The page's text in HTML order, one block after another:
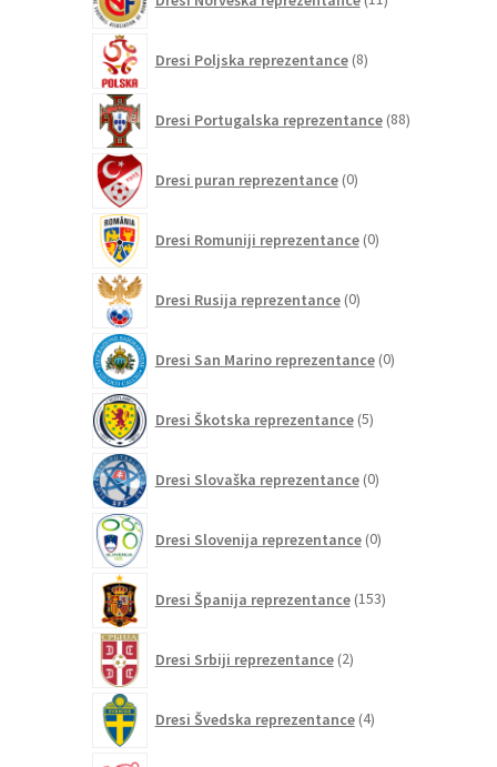
izdelkov
Dresi Poljska reprezentance 8izdelkov
Dresi Portugalska reprezentance 88izdelkov
Dresi puran reprezentance 0izdelkov
Dresi Romuniji reprezentance 0izdelkov
Dresi Rusija reprezentance 0izdelkov
Dresi San Marino reprezentance 0izdelkov
Dresi Škotska reprezentance 5izdelkov
Dresi Slovaška reprezentance 0izdelkov
Dresi Slovenija reprezentance 0izdelkov
Dresi Španija reprezentance 153izdelkov
Dresi Srbiji reprezentance 2izdelka
Dresi Švedska reprezentance 4izdelki